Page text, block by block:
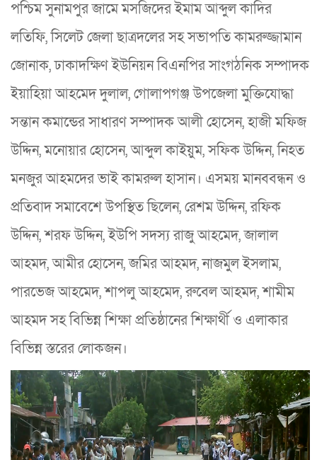
পশ্চিম সুনামপুর জামে মসজিদের ইমাম আব্দুল কাদির
লতিফি, সিলেট জেলা ছাত্রদলের সহ সভাপতি কামরুজ্জামান
জোনাক, ঢাকাদক্ষিণ ইউনিয়ন বিএনপির সাংগঠনিক সম্পাদক
ইয়াহিয়া আহমেদ দুলাল, গোলাপগঞ্জ উপজেলা মুক্তিযোদ্ধা
সন্তান কমান্ডের সাধারণ সম্পাদক আলী হোসেন, হাজী মফিজ
উদ্দিন, মনোয়ার হোসেন, আব্দুল কাইয়ুম, সফিক উদ্দিন, নিহত
মনজুর আহমদের ভাই কামরুল হাসান। এসময় মানববন্ধন ও
প্রতিবাদ সমাবেশে উপস্থিত ছিলেন, রেশম উদ্দিন, রফিক
উদ্দিন, শরফ উদ্দিন, ইউপি সদস্য রাজু আহমেদ, জালাল
আহমদ, আমীর হোসেন, জমির আহমদ, নাজমুল ইসলাম,
পারভেজ আহমেদ, শাপলু আহমেদ, রুবেল আহমদ, শামীম
আহমদ সহ বিভিন্ন শিক্ষা প্রতিষ্ঠানের শিক্ষার্থী ও এলাকার
বিভিন্ন স্তরের লোকজন।